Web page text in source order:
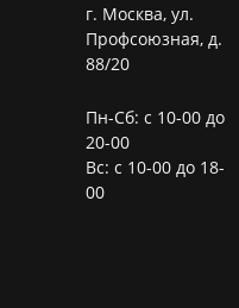
г. Москва, ул.
Профсоюзная, д.
88/20
Пн-Сб: с 10-00 до
20-00
Вс: с 10-00 до 18-
00